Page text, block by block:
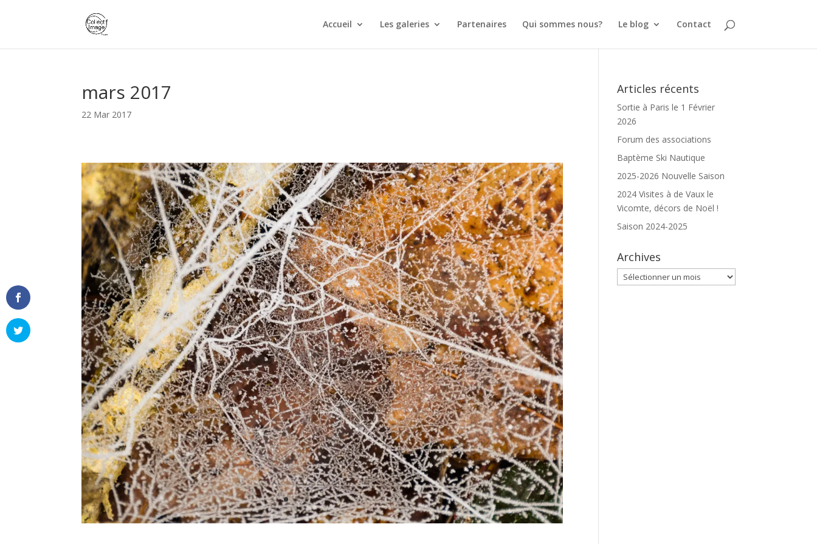
Accueil Les galeries Partenaires Qui sommes nous? Le blog Contact
mars 2017
22 Mar 2017
Articles récents
Sortie à Paris le 1 Février
2026
Forum des associations
Baptème Ski Nautique
2025-2026 Nouvelle Saison
2024 Visites à de Vaux le
Vicomte, décors de Noël !
Saison 2024-2025
Archives
Archives